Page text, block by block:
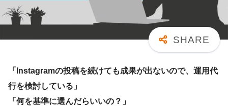
「Instagramの投稿を続けても成果が出ないので、運用代
行を検討している」
「何を基準に選んだらいいの？」